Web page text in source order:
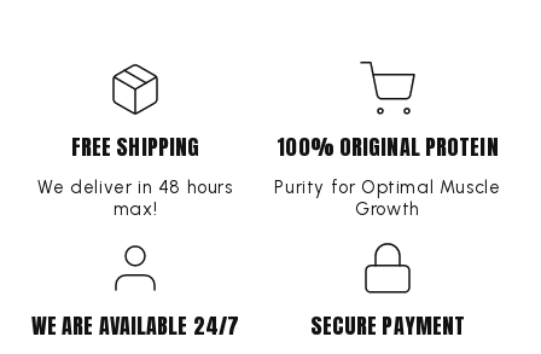
FREE SHIPPING
We deliver in 48 hours
max!
100% ORIGINAL PROTEIN
Purity for Optimal Muscle
Growth
WE ARE AVAILABLE 24/7 SECURE PAYMENT